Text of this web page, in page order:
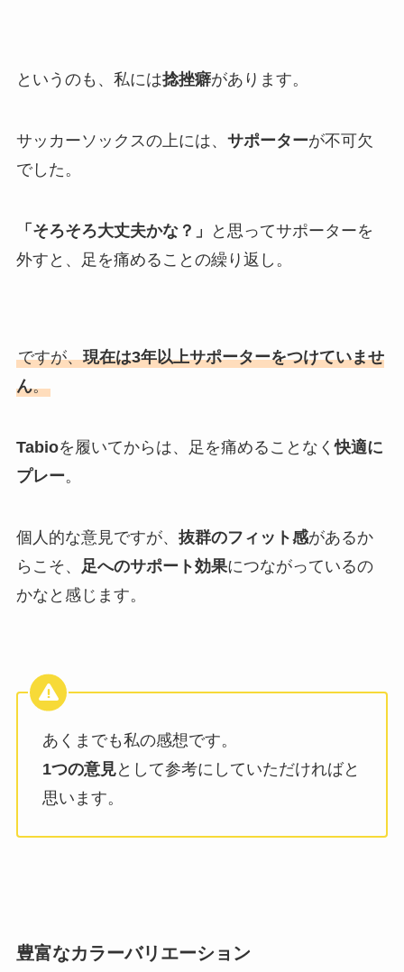
というのも、私には捻挫癖があります。
サッカーソックスの上には、 サポーターが不可欠
でした。
「そろそろ大丈夫かな？」
と思ってサポーターを
外すと、足を痛めることの繰り返し。
ですが、現在は3年以上サポーターをつけていませ
ん。
Tabioを履いてからは、足を痛めることなく快適に
プレー。
個人的な意見ですが、 抜群のフィット感があるか
らこそ、 足へのサポート効果につながっているの
かなと感じます。
あくまでも私の感想です。
1つの意見として参考にしていただければと
思います。
豊富なカラーバリエーション